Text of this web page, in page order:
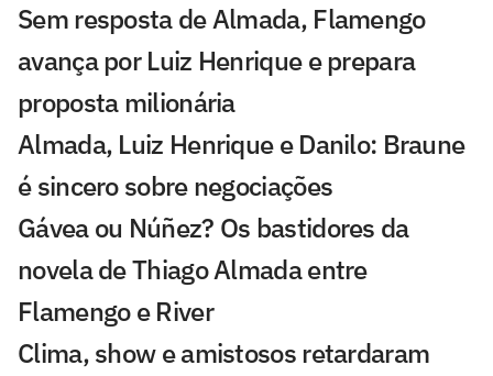
Sem resposta de Almada, Flamengo
avança por Luiz Henrique e prepara
proposta milionária
Almada, Luiz Henrique e Danilo: Braune
é sincero sobre negociações
Gávea ou Núñez? Os bastidores da
novela de Thiago Almada entre
Flamengo e River
Clima, show e amistosos retardaram